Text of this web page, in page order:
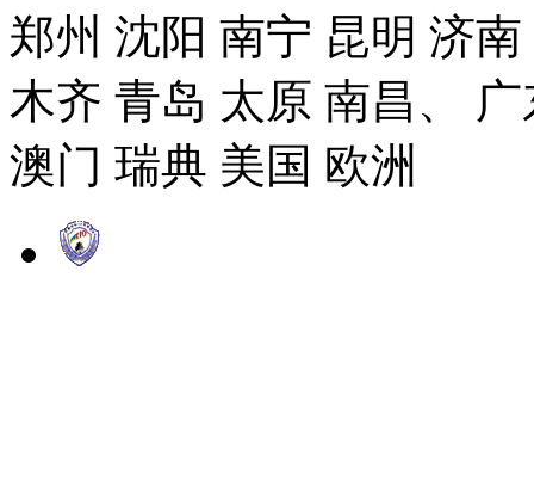
郑州 沈阳 南宁 昆明 济
木齐 青岛 太原 南昌、
澳门 瑞典 美国 欧洲